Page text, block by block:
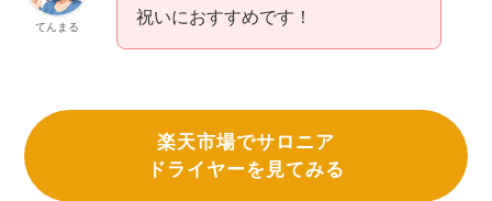
てんまる
祝いにおすすめです！
楽天市場でサロニア
ドライヤーを見てみる